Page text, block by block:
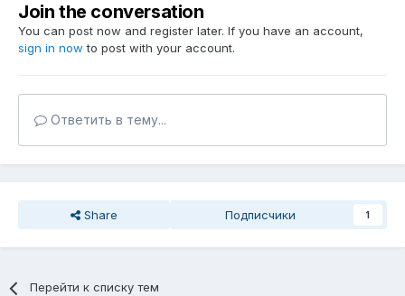
Join the conversation
You can post now and register later. If you have an account,
sign in now to post with your account.
Ответить в тему...
Share Подписчики 1
Перейти к списку тем